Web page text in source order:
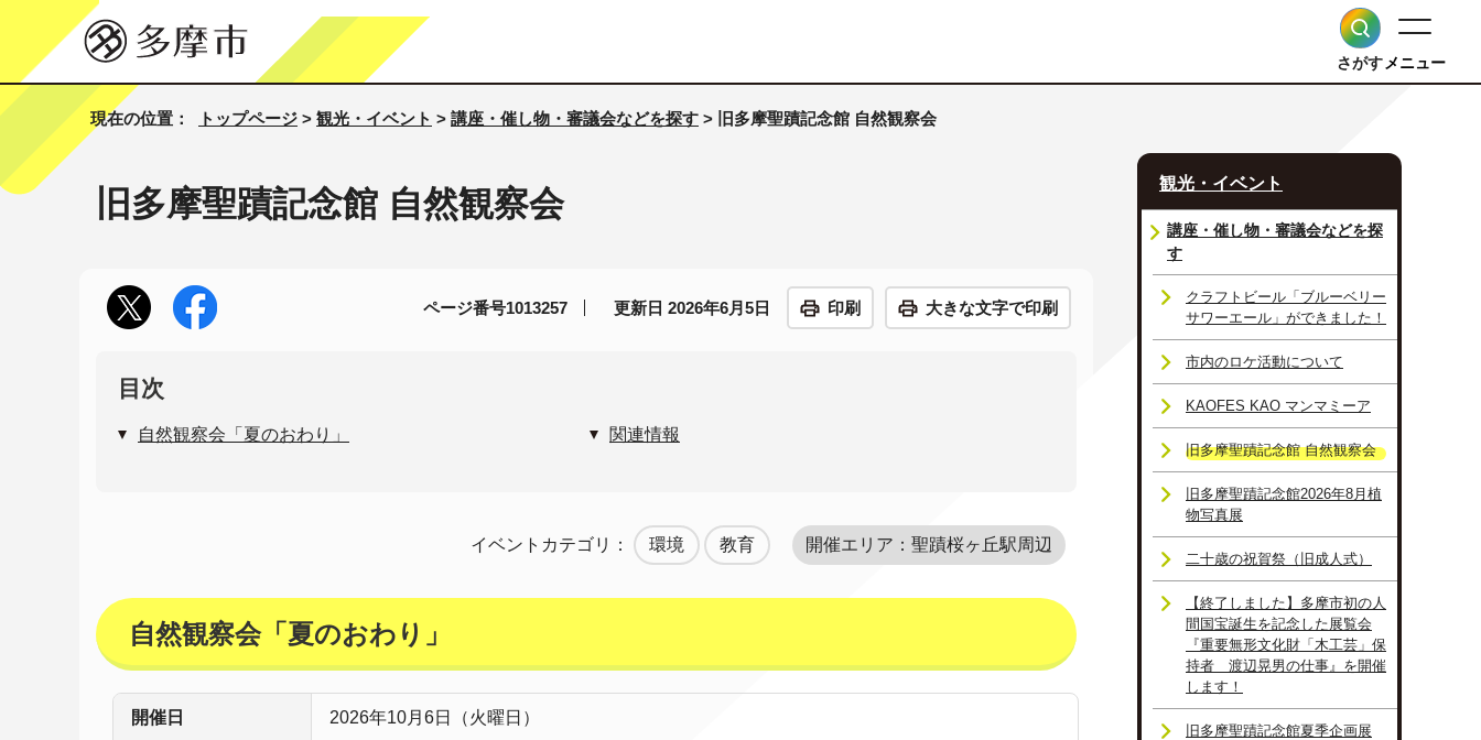
さがすメニュー
現在の位置： トップページ > 観光・イベント > 講座・催し物・審議会などを探す > 旧多摩聖蹟記念館 自然観察会
旧多摩聖蹟記念館 自然観察会
ページ番号1013257 更新日 2026年6月5日 印刷 大きな文字で印刷
目次
自然観察会「夏のおわり」 関連情報
イベントカテゴリ： 環境 教育 開催エリア：聖蹟桜ヶ丘駅周辺
自然観察会「夏のおわり」
開催日 2026年10月6日（火曜日）
観光・イベント
講座・催し物・審議会などを探
す
クラフトビール「ブルーベリー
サワーエール」ができました！
市内のロケ活動について
KAOFES KAO マンマミーア
旧多摩聖蹟記念館 自然観察会
旧多摩聖蹟記念館2026年8月植
物写真展
二十歳の祝賀祭（旧成人式）
【終了しました】多摩市初の人
間国宝誕生を記念した展覧会
『重要無形文化財「木工芸」保
持者 渡辺晃男の仕事』を開催
します！
旧多摩聖蹟記念館夏季企画展